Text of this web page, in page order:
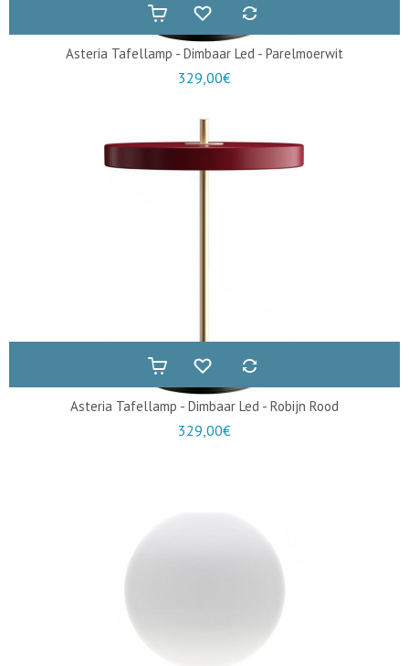
Asteria Tafellamp - Dimbaar Led - Parelmoerwit
329,00€
Asteria Tafellamp - Dimbaar Led - Robijn Rood
329,00€